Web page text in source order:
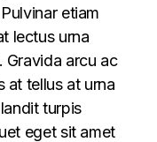
etiam
lectus urna
Gravida arcu ac
at tellus at urna
turpis
eget sit amet